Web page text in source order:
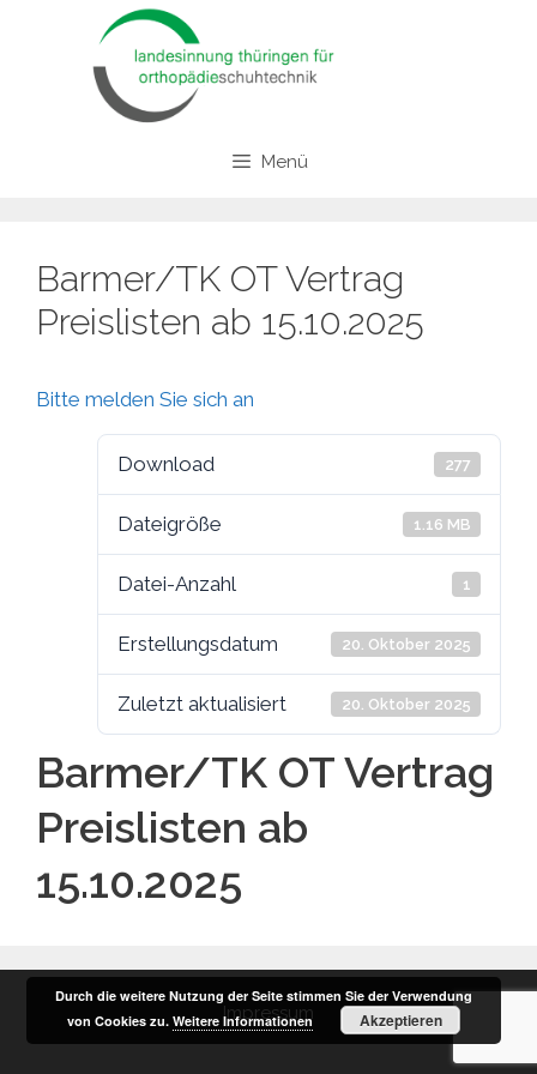
Menü
Barmer/TK OT Vertrag
Preislisten ab 15.10.2025
Bitte melden Sie sich an
Download 277
Dateigröße 1.16 MB
Datei-Anzahl 1
Erstellungsdatum 20. Oktober 2025
Zuletzt aktualisiert 20. Oktober 2025
Barmer/TK OT Vertrag
Preislisten ab
15.10.2025
Impressum
Durch die weitere Nutzung der Seite stimmen Sie der Verwendung
von Cookies zu.Weitere Informationen Akzeptieren